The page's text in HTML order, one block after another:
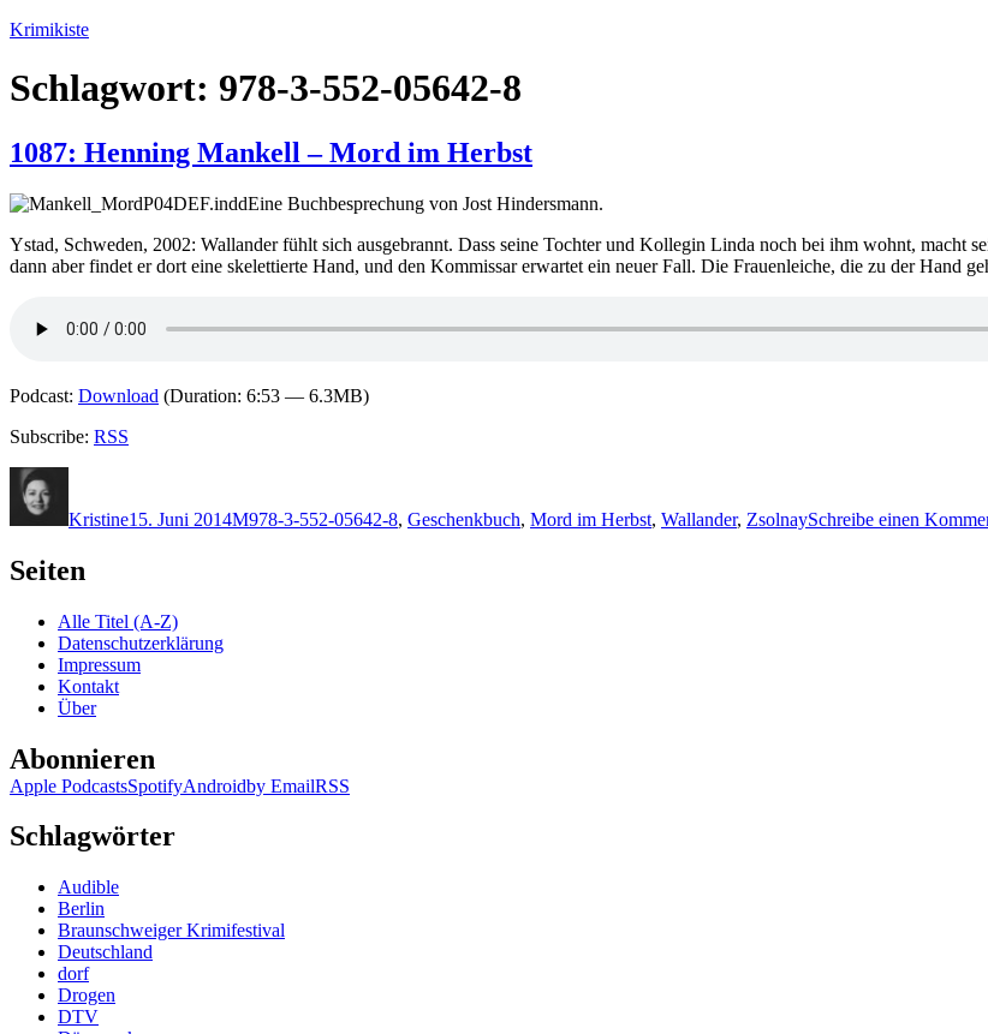
Zum
springen
Krimikiste
Schlagwort: 978-3-552-05642-8
1087: Henning Mankell – Mord im Herbst
Eine Buchbesprechung von Jost Hindersmann.
Ystad, Schweden, 2002: Wallander fühlt sich ausgebrannt. Dass seine Tochter und Kollegin Linda noch bei ihm wohnt, macht
dann aber findet er dort eine skelettierte Hand, und den Kommissar erwartet ein neuer Fall. Die Frauenleiche, die zu der Hand
Podcast: Download (Duration: 6:53 — 6.3MB)
Subscribe: RSS
Kristine15. Juni 2014M978-3-552-05642-8, Geschenkbuch, Mord im Herbst, Wallander, ZsolnaySchreibe einen
Seiten
Alle Titel (A-Z)
Datenschutzerklärung
Impressum
Kontakt
Über
Abonnieren
Apple PodcastsSpotifyAndroidby EmailRSS
Schlagwörter
Audible
Berlin
Braunschweiger Krimifestival
Deutschland
dorf
Drogen
DTV